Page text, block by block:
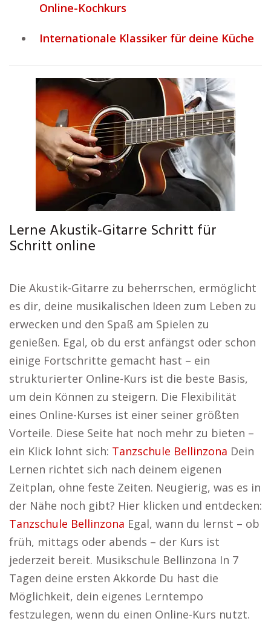
Online-Kochkurs
Internationale Klassiker für deine Küche
Lerne Akustik-Gitarre Schritt für
Schritt online
Die Akustik-Gitarre zu beherrschen, ermöglicht
es dir, deine musikalischen Ideen zum Leben zu
erwecken und den Spaß am Spielen zu
genießen. Egal, ob du erst anfängst oder schon
einige Fortschritte gemacht hast – ein
strukturierter Online-Kurs ist die beste Basis,
um dein Können zu steigern. Die Flexibilität
eines Online-Kurses ist einer seiner größten
Vorteile. Diese Seite hat noch mehr zu bieten –
ein Klick lohnt sich: Tanzschule Bellinzona Dein
Lernen richtet sich nach deinem eigenen
Zeitplan, ohne feste Zeiten. Neugierig, was es in
der Nähe noch gibt? Hier klicken und entdecken:
Tanzschule Bellinzona Egal, wann du lernst – ob
früh, mittags oder abends – der Kurs ist
jederzeit bereit. Musikschule Bellinzona In 7
Tagen deine ersten Akkorde Du hast die
Möglichkeit, dein eigenes Lerntempo
festzulegen, wenn du einen Online-Kurs nutzt.